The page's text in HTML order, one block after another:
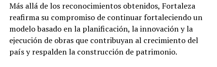
Más allá de los reconocimientos obtenidos, Fortaleza
reafirma su compromiso de continuar fortaleciendo un
modelo basado en la planificación, la innovación y la
ejecución de obras que contribuyan al crecimiento del
país y respalden la construcción de patrimonio.